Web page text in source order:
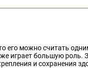
его можно считать
играет большую роль.
и сохранения